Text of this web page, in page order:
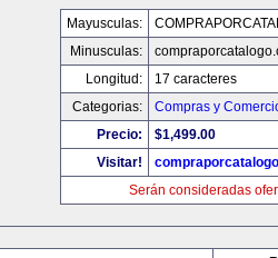
Mayusculas:
Minusculas:
Longitud:
17 caracteres
Categorias:
Compras y
Precio:
$1,499.00
Visitar!
Serán consideradas